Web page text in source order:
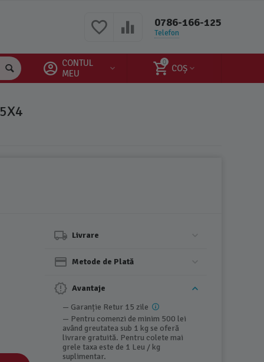
0786-166-125
Telefon
0
COȘ
CONTUL
MEU
Livrare
Metode de Plată
Avantaje
— Garanție Retur 15 zile
— Pentru comenzi de minim 500 lei
având greutatea sub 1 kg se oferă
livrare gratuită. Pentru colete mai
grele taxa este de 1 Leu / kg
suplimentar.